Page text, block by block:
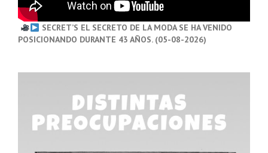
SECRET’S EL SECRETO DE LA MODA SE HA VENIDO
POSICIONANDO DURANTE 43 AÑOS. (05-08-2026)